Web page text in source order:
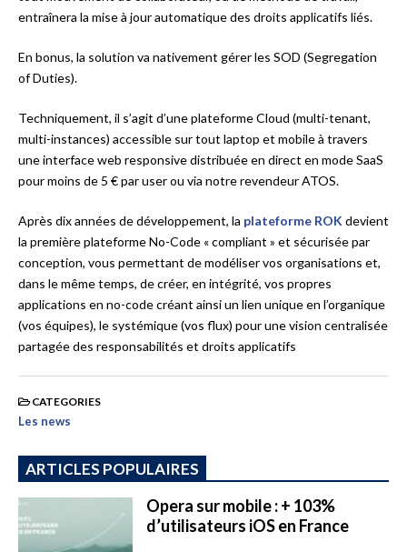
entraînera la mise à jour automatique des droits applicatifs liés.
En bonus, la solution va nativement gérer les SOD (Segregation
of Duties).
Techniquement, il s’agit d’une plateforme Cloud (multi-tenant,
multi-instances) accessible sur tout laptop et mobile à travers
une interface web responsive distribuée en direct en mode SaaS
pour moins de 5 € par user ou via notre revendeur ATOS.
Après dix années de développement, la plateforme ROK devient
la première plateforme No-Code « compliant » et sécurisée par
conception, vous permettant de modéliser vos organisations et,
dans le même temps, de créer, en intégrité, vos propres
applications en no-code créant ainsi un lien unique en l’organique
(vos équipes), le systémique (vos flux) pour une vision centralisée
partagée des responsabilités et droits applicatifs
CATEGORIES
Les news
ARTICLES POPULAIRES
Opera sur mobile : + 103%
d’utilisateurs iOS en France